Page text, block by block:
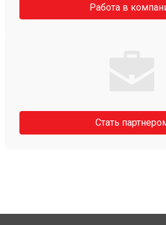
Работа в
Стать